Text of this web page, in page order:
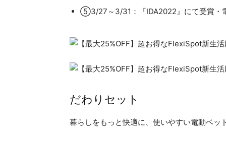
⑤3/27～3/31：『IDA2022』にて受賞・
だわりセット
暮らしをもっと快適に、使いやすい電動ベッ